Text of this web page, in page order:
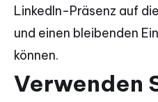
LinkedIn-Präsenz auf
und einen bleibenden
können.
Verwenden